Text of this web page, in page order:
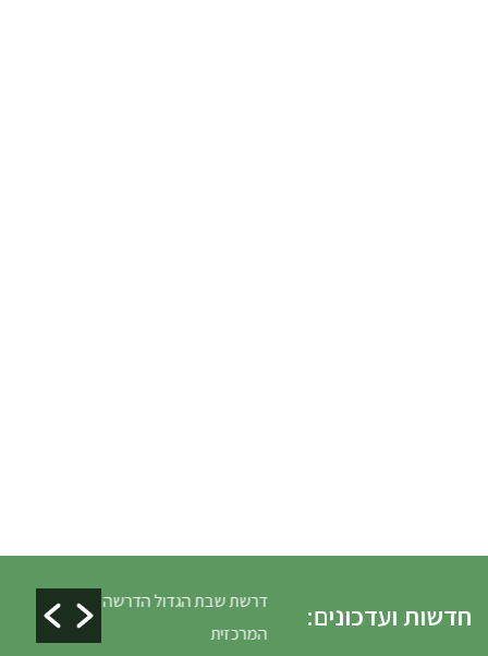
חדשות ועדכונים:
דרשת שבת הגדול הדרשה
המרכזית